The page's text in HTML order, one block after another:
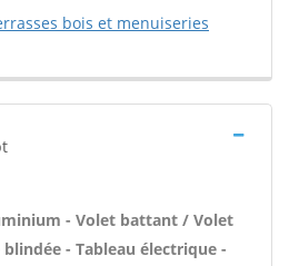
bois et menuiseries
- Volet battant / Volet
- Tableau électrique -